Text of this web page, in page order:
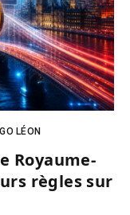
LÉON
Royaume-
règles sur